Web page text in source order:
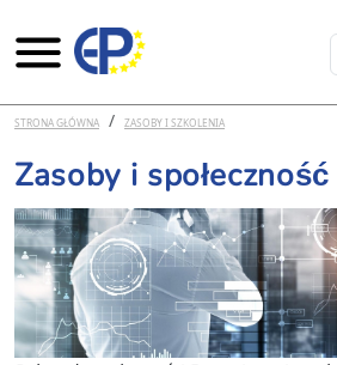
Przejdź do treści
STRONA GŁÓWNA ZASOBY I SZKOLENIA
Zasoby i